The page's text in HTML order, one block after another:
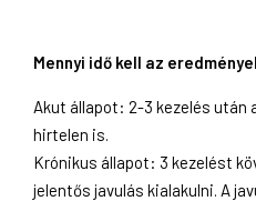
Mennyi idő kell az
Akut állapot: 2-3 kezelés után
hirtelen is.
Krónikus állapot: 3 kezelést
jelentős javulás kialakulni. A